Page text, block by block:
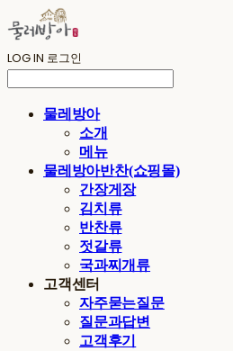
LOG IN 로그인
물레방아
소개
메뉴
물레방아반찬(쇼핑몰)
간장게장
김치류
반찬류
젓갈류
국과찌개류
고객센터
자주묻는질문
질문과답변
고객후기